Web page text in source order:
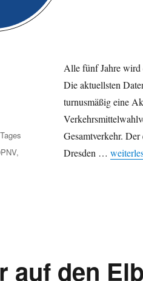
Alle fünf Jahre wird
Die aktuellsten
turnusmäßig eine
Gesamtverkehr.
Dresden …
,
auf den